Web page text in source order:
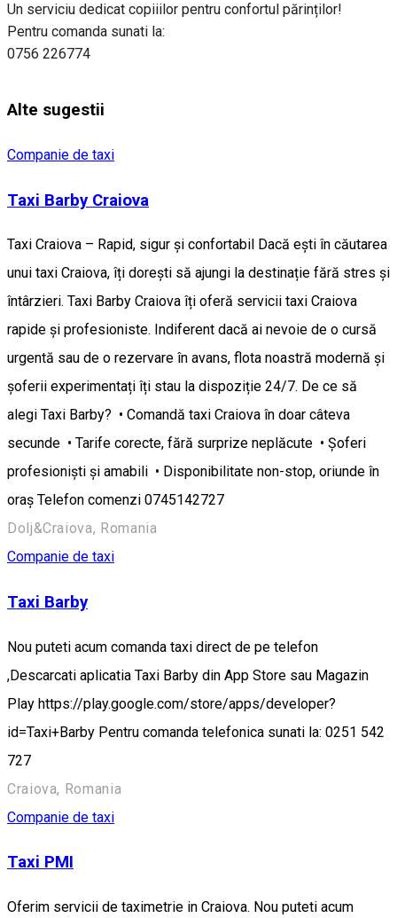
Un serviciu dedicat copiiilor pentru confortul părinților!
Pentru comanda sunati la:
0756 226774
Alte sugestii
Companie de taxi
Taxi Barby Craiova
Taxi Craiova – Rapid, sigur și confortabil Dacă ești în căutarea
unui taxi Craiova, îți dorești să ajungi la destinație fără stres și
întârzieri. Taxi Barby Craiova îți oferă servicii taxi Craiova
rapide și profesioniste. Indiferent dacă ai nevoie de o cursă
urgentă sau de o rezervare în avans, flota noastră modernă și
șoferii experimentați îți stau la dispoziție 24/7. De ce să
alegi Taxi Barby? • Comandă taxi Craiova în doar câteva
secunde • Tarife corecte, fără surprize neplăcute • Șoferi
profesioniști și amabili • Disponibilitate non-stop, oriunde în
oraș Telefon comenzi 0745142727
Dolj&Craiova, Romania
Companie de taxi
Taxi Barby
Nou puteti acum comanda taxi direct de pe telefon
,Descarcati aplicatia Taxi Barby din App Store sau Magazin
Play https://play.google.com/store/apps/developer?
id=Taxi+Barby Pentru comanda telefonica sunati la: 0251 542
727
Craiova, Romania
Companie de taxi
Taxi PMI
Oferim servicii de taximetrie in Craiova. Nou puteti acum